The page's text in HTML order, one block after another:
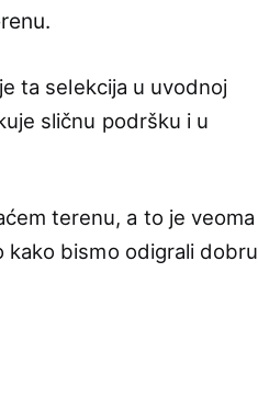
ta selekcija u uvodnoj
sličnu podršku i u
terenu, a to je veoma
kako bismo odigrali dobru